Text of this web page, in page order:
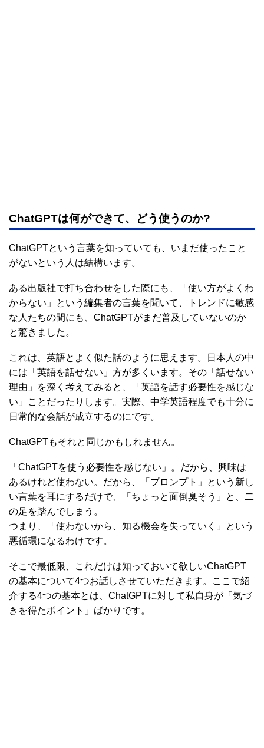
ChatGPTは何ができて、どう使うのか?
ChatGPTという言葉を知っていても、いまだ使ったこと
がないという人は結構います。
ある出版社で打ち合わせをした際にも、「使い方がよくわ
からない」という編集者の言葉を聞いて、トレンドに敏感
な人たちの間にも、ChatGPTがまだ普及していないのか
と驚きました。
これは、英語とよく似た話のように思えます。日本人の中
には「英語を話せない」方が多くいます。その「話せない
理由」を深く考えてみると、「英語を話す必要性を感じな
い」ことだったりします。実際、中学英語程度でも十分に
日常的な会話が成立するのにです。
ChatGPTもそれと同じかもしれません。
「ChatGPTを使う必要性を感じない」。だから、興味は
あるけれど使わない。だから、「プロンプト」という新し
い言葉を耳にするだけで、「ちょっと面倒臭そう」と、二
の足を踏んでしまう。
つまり、「使わないから、知る機会を失っていく」という
悪循環になるわけです。
そこで最低限、これだけは知っておいて欲しいChatGPT
の基本について4つお話しさせていただきます。ここで紹
介する4つの基本とは、ChatGPTに対して私自身が「気づ
きを得たポイント」ばかりです。